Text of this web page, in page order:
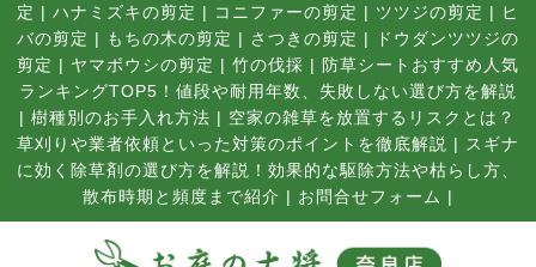
定 | ハナミズキの剪定 | コニファーの剪定 | ツツジの剪定 | ヒ
バの剪定 | もちの木の剪定 | さつきの剪定 |
ドウダンツツジの
剪定 | ヤマボウシの剪定 | 竹の伐採 | 防草シートおすすめ人気
ランキングTOP5！値段や耐用年数、失敗しない選び方を解説
| 樹種別のお手入れ方法 | 空家の雑草を放置するリスクとは？
草刈りや業者依頼といった対策のポイントを徹底解説 | スギナ
に効く除草剤の選び方を解説！効果的な駆除方法や枯らし方、
散布時期と頻度まで紹介 | お問合せフォーム |